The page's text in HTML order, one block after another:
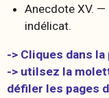
Anecdote XV.
indélicat.
-> Cliques dans la
-> utilsez la
défiler les pages